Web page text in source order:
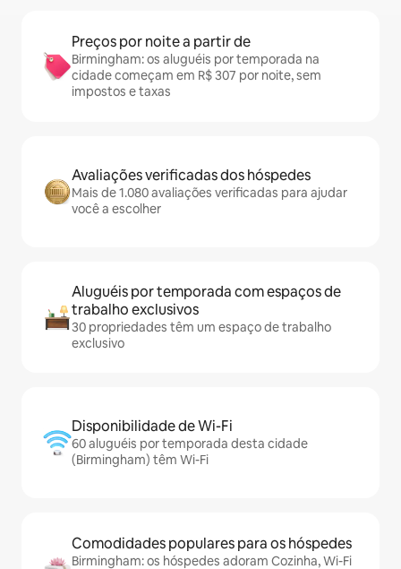
Preços por noite a partir de
Birmingham: os aluguéis por temporada na
cidade começam em R$ 307 por noite, sem
impostos e taxas
Avaliações verificadas dos hóspedes
Mais de 1.080 avaliações verificadas para ajudar
você a escolher
Aluguéis por temporada com espaços de
trabalho exclusivos
30 propriedades têm um espaço de trabalho
exclusivo
Disponibilidade de Wi-Fi
60 aluguéis por temporada desta cidade
(Birmingham) têm Wi-Fi
Comodidades populares para os hóspedes
Birmingham: os hóspedes adoram Cozinha, Wi-Fi